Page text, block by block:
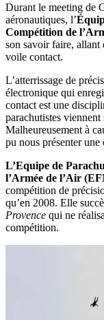
Durant le meeting de
aéronautiques, l’
Compétition de
son savoir faire, allant
voile contact.
L’atterrissage de
électronique qui
contact est une
parachutistes viennent
Malheureusement à
pu nous présenter
L’Equipe de
l’Armée de l’Air
compétition de
qu’en 2008. Elle
Provence qui ne
compétition.